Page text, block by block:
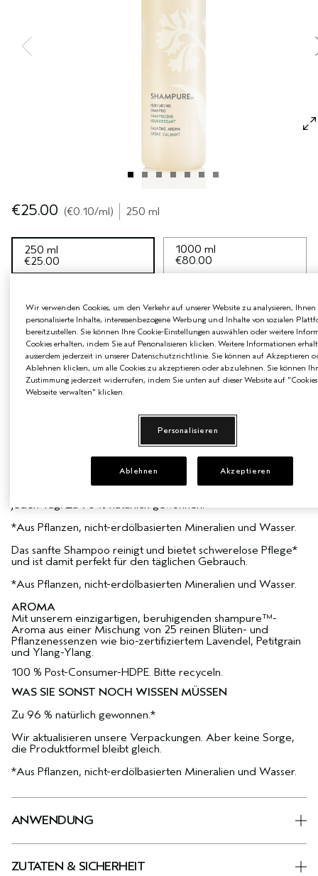
EMPFINDLICHE KOPFHAUT
ALLE KOLLEKTIONEN
€25.00 €0.10/ml 250 ml
250 ml
€25.00
1000 ml
€80.00
€12.00
ZUM WARENKORB HINZUFÜGEN
2 BE CURLY ADVANCED MINIS & MINI PADDLE
PRODUKTDETAILS
jeden Tag. Zu 96 % natürlich gewonnen.*
*Aus Pflanzen, nicht-erdölbasierten Mineralien und Wasser.
Das sanfte Shampoo reinigt und bietet schwerelose Pflege*
und ist damit perfekt für den täglichen Gebrauch.
*Aus Pflanzen, nicht-erdölbasierten Mineralien und Wasser.
AROMA
Mit unserem einzigartigen, beruhigenden shampure™-
Aroma aus einer Mischung von 25 reinen Blüten- und
Pflanzenessenzen wie bio-zertifiziertem Lavendel, Petitgrain
und Ylang-Ylang.
100 % Post-Consumer-HDPE. Bitte recyceln.
WAS SIE SONST NOCH WISSEN MÜSSEN
Zu 96 % natürlich gewonnen.*
Wir aktualisieren unsere Verpackungen. Aber keine Sorge,
die Produktformel bleibt gleich.
*Aus Pflanzen, nicht-erdölbasierten Mineralien und Wasser.
ANWENDUNG
ZUTATEN & SICHERHEIT
Wir verwenden Cookies, um den Verkehr auf unserer Website zu analysieren, Ihnen
personalisierte Inhalte, interessenbezogene Werbung und Inhalte von sozialen
bereitzustellen. Sie können Ihre Cookie-Einstellungen auswählen oder weitere
Cookies erhalten, indem Sie auf Personalisieren klicken. Weitere Informationen
ausserdem jederzeit in unserer Datenschutzrichtlinie. Sie können auf Akzeptieren
Ablehnen klicken, um alle Cookies zu akzeptieren oder abzulehnen. Sie können
Zustimmung jederzeit widerrufen, indem Sie unten auf dieser Website auf
Webseite verwalten" klicken.
Personalisieren
Ablehnen Akzeptieren